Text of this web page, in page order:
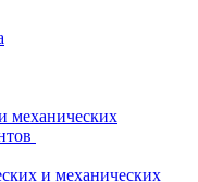
механических
и механических